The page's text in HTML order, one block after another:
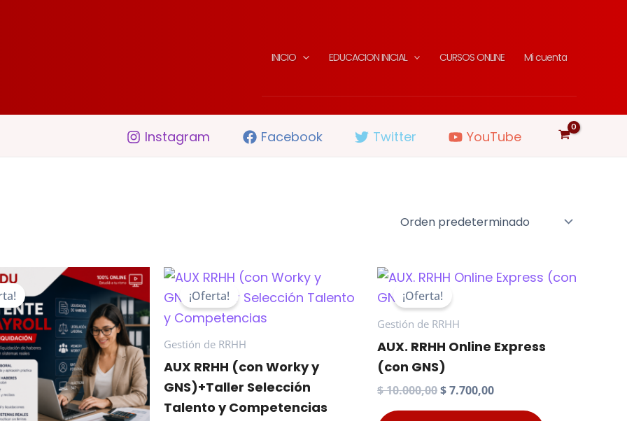
INICIO EDUCACION INICIAL CURSOS ONLINE Mi cuenta
Instagram Facebook Twitter YouTube
¡Oferta!
Gestión de RRHH
AUX RRHH (con Worky y
GNS)+Taller Selección
Talento y Competencias
¡Oferta!
Gestión de RRHH
AUX. RRHH Online Express
(con GNS)
$10.000,00El
$7.700,00El